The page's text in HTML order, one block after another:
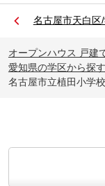
名古屋市天白区
オープンハウス 戸建
愛知県の学区から探す
名古屋市立植田小学